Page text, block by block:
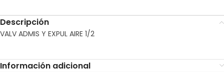
Descripción
VALV ADMIS Y EXPUL AIRE 1/2
Información adicional